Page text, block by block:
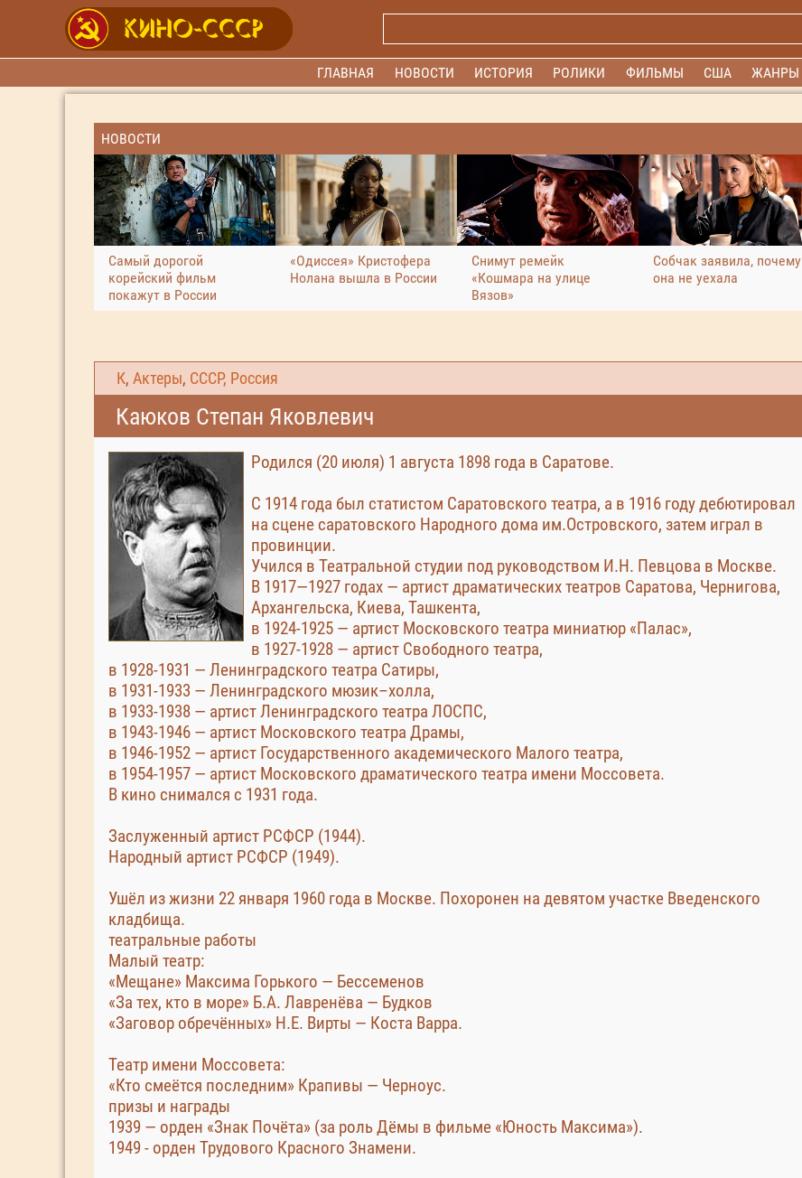
ГЛАВНАЯ НОВОСТИ ИСТОРИЯ РОЛИКИ ФИЛЬМЫ США ЖАНРЫ
НОВОСТИ
Самый дорогой
корейский фильм
покажут в России
«Одиссея» Кристофера
Нолана вышла в России
Снимут ремейк
«Кошмара на улице
Вязов»
Собчак заявила, почему
она не уехала
К, Актеры, СССР, Россия
Каюков Степан Яковлевич
Родился (20 июля) 1 августа 1898 года в Саратове.
С 1914 года был статистом Саратовского театра, а в 1916 году дебютировал
на сцене саратовского Народного дома им.Островского, затем играл в
провинции.
Учился в Театральной студии под руководством И.Н. Певцова в Москве.
В 1917—1927 годах — артист драматических театров Саратова, Чернигова,
Архангельска, Киева, Ташкента,
в 1924-1925 — артист Московского театра миниатюр «Палас»,
в 1927-1928 — артист Свободного театра,
в 1928-1931 — Ленинградского театра Сатиры,
в 1931-1933 — Ленинградского мюзик–холла,
в 1933-1938 — артист Ленинградского театра ЛОСПС,
в 1943-1946 — артист Московского театра Драмы,
в 1946-1952 — артист Государственного академического Малого театра,
в 1954-1957 — артист Московского драматического театра имени Моссовета.
В кино снимался с 1931 года.
Заслуженный артист РСФСР (1944).
Народный артист РСФСР (1949).
Ушёл из жизни 22 января 1960 года в Москве. Похоронен на девятом участке Введенского
кладбища.
театральные работы
Малый театр:
«Мещане» Максима Горького — Бессеменов
«За тех, кто в море» Б.А. Лавренёва — Будков
«Заговор обречённых» Н.Е. Вирты — Коста Варра.
Театр имени Моссовета:
«Кто смеётся последним» Крапивы — Черноус.
призы и награды
1939 — орден «Знак Почёта» (за роль Дёмы в фильме «Юность Максима»).
1949 - орден Трудового Красного Знамени.